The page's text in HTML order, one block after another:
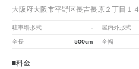
大阪府大阪市平野区長吉長原２丁目１４
駐車場形式 - 屋内外形式
全長 500cm 全幅
■料金